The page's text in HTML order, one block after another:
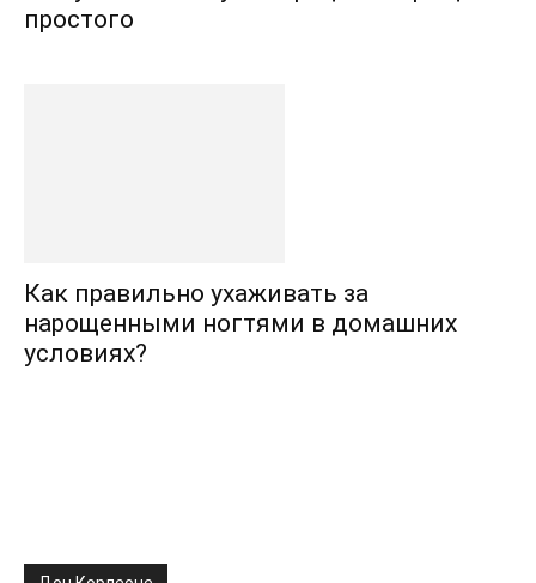
простого
Как правильно ухаживать за
нарощенными ногтями в домашних
условиях?